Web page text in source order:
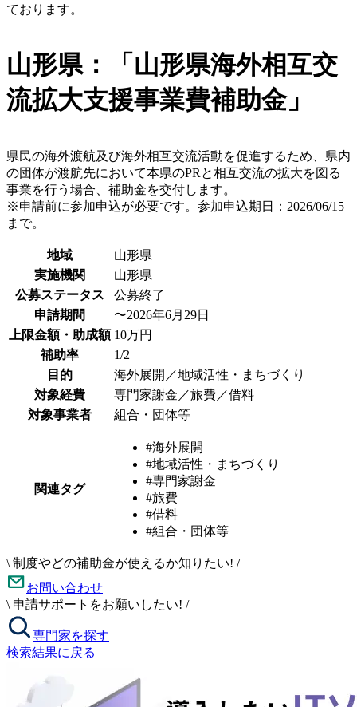
ております。
山形県：「山形県海外相互交
流拡大支援事業費補助金」
県民の海外渡航及び海外相互交流活動を促進するため、県内
の団体が渡航先において本県のPRと相互交流の拡大を図る
事業を行う場合、補助金を交付します。
※申請前に参加申込が必要です。参加申込期日：2026/06/15
まで。
地域
山形県
実施機関
山形県
公募ステータス
公募終了
申請期間
〜2026年6月29日
上限金額・助成額 10万円
補助率
1/2
目的
海外展開／地域活性・まちづくり
対象経費
専門家謝金／旅費／借料
対象事業者
組合・団体等
関連タグ
#海外展開
#地域活性・まちづくり
#専門家謝金
#旅費
#借料
#組合・団体等
\ 制度やどの補助金が使えるか知りたい! /
お問い合わせ
\ 申請サポートをお願いしたい! /
専門家を探す
検索結果に戻る